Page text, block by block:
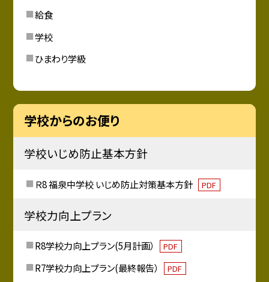
給食
学校
ひまわり学級
学校からのお便り
学校いじめ防止基本方針
Ｒ8 福泉中学校 いじめ防止対策基本方針 PDF
学校力向上プラン
R8学校力向上プラン(5月計画） PDF
R7学校力向上プラン(最終報告） PDF